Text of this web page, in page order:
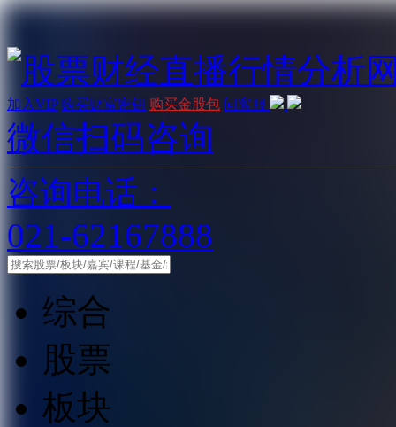
加入VIP 购买财富密钥 购买金股包 问客服
微信扫码咨询
咨询电话：
021-62167888
综合
股票
板块